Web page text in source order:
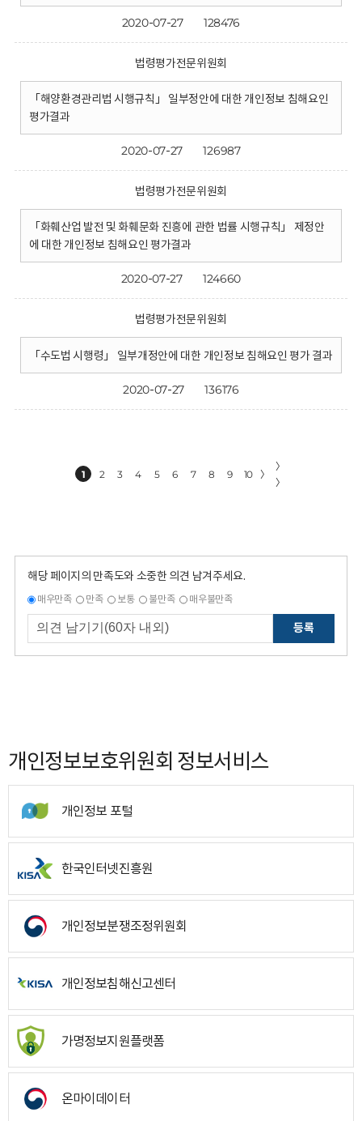
2020-07-27 128476
법령평가전문위원회
「해양환경관리법 시행규칙」 일부정안에 대한 개인정보 침해요인
평가결과
2020-07-27 126987
법령평가전문위원회
「화훼산업 발전 및 화훼문화 진흥에 관한 법률 시행규칙」 제정안
에 대한 개인정보 침해요인 평가결과
2020-07-27 124660
법령평가전문위원회
「수도법 시행령」 일부개정안에 대한 개인정보 침해요인 평가 결과
2020-07-27 136176
1 2 3 4 5 6 7 8 9 10 〉
〉
〉
해당 페이지의 만족도와 소중한 의견 남겨주세요.
매우만족 만족 보통 불만족 매우불만족
등록
개인정보보호위원회 정보서비스
개인정보 포털
한국인터넷진흥원
개인정보분쟁조정위원회
개인정보침해신고센터
가명정보지원플랫폼
온마이데이터